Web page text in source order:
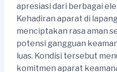
apresiasi dari berbagai
Kehadiran aparat di
menciptakan rasa aman
potensi gangguan
luas. Kondisi tersebut
komitmen aparat